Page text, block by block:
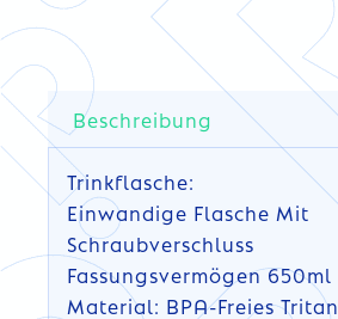
Beschreibung
Trinkflasche:
Einwandige Flasche Mit
Schraubverschluss
Fassungsvermögen 650ml
Material: BPA-Freies Tritan